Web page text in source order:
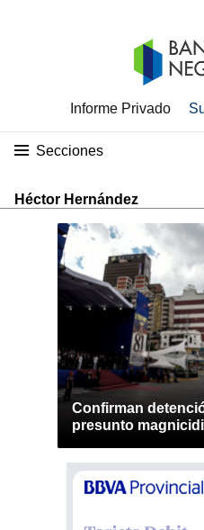
Informe Privado
Secciones
Héctor Hernández
Confirman
presunto